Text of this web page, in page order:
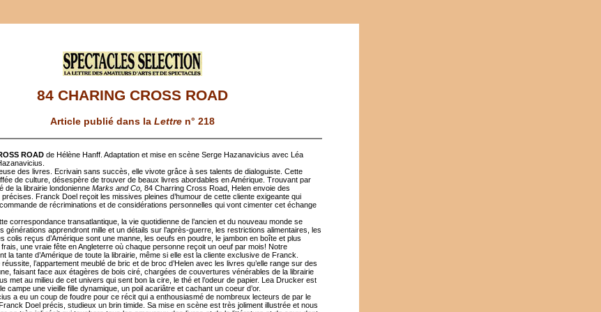
84 CHARING CROSS ROAD
Article publié dans la Lettre n° 218
ROAD de Hélène Hanff. Adaptation et mise en scène Serge Hazanavicius avec Léa
des livres. Ecrivain sans succès, elle vivote grâce à ses talents de dialoguiste. Cette
de culture, désespère de trouver de beaux livres abordables en Amérique. Trouvant par
de la librairie londonienne Marks and Co, 84 Charring Cross Road, Helen envoie des
Franck Doel reçoit les missives pleines d’humour de cette cliente exigeante qui
de récriminations et de considérations personnelles qui vont cimenter cet échange
correspondance transatlantique, la vie quotidienne de l’ancien et du nouveau monde se
générations apprendront mille et un détails sur l’après-guerre, les restrictions alimentaires, les
colis reçus d’Amérique sont une manne, les oeufs en poudre, le jambon en boîte et plus
une vraie fête en Angleterre où chaque personne reçoit un oeuf par mois! Notre
la tante d’Amérique de toute la librairie, même si elle est la cliente exclusive de Franck.
l’appartement meublé de bric et de broc d’Helen avec les livres qu’elle range sur des
faisant face aux étagères de bois ciré, chargées de couvertures vénérables de la librairie
met au milieu de cet univers qui sent bon la cire, le thé et l’odeur de papier. Lea Drucker est
campe une vieille fille dynamique, un poil acariâtre et cachant un coeur d’or.
a eu un coup de foudre pour ce récit qui a enthousiasmé de nombreux lecteurs de par le
Doel précis, studieux un brin timide. Sa mise en scène est très joliment illustrée et nous